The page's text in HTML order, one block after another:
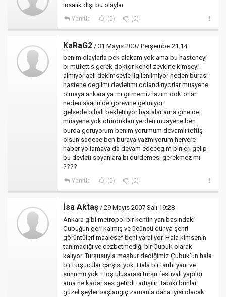
insalık dışı bu olaylar
Yanıtla (0) (0)
KaRaG2 / 31 Mayıs 2007 Perşembe 21:14
benim olaylarla pek alakam yok ama bu hasteneyi
bi müfettiş gerek doktor kendi zevkine kimseyi
almıyor acil dekimseyle ilgilenilmiyor neden burası
hastene degılmı devletımı dolandırıyorlar muayene
olmaya ankara ya mı gıtmemiz lazım doktorlar
neden saatın de gorevıne gelmıyor
gelsede bihali bekletılıyor hastalar ama gine de
muayene yok oturdukları yerden muayene ben
burda goruyorum benım yorumum devamlı teftiş
olsun sadece ben buraya yazmıyorum heryere
haber yollamaya da devam edecegım bırılerı gelıp
bu devletı soyanlara bı durdemesı gerekmez mı
????
Yanıtla (0) (0)
İsa Aktaş / 29 Mayıs 2007 Salı 19:28
Ankara gibi metropol bir kentin yanıbaşındaki
Çubuğun geri kalmış ve üçüncü dünya şehri
görüntüleri maalesef beni yaralıyor. Hala kimsenin
tanımadığı ve cezbetmediği bir Çubuk olarak
kalıyor. Turşusuyla meşhur dediğimiz Çubuk'un hala
bir turşucular çarşısı yok. Hala bir tarihi yanı ve
sunumu yok. Hoş ulusarası turşu festivali yapıldı
ama ne kadar ses getirdi tartışılır. Tabiki bunlar
güzel şeyler başlangıç zamanla daha iyisi olacak.